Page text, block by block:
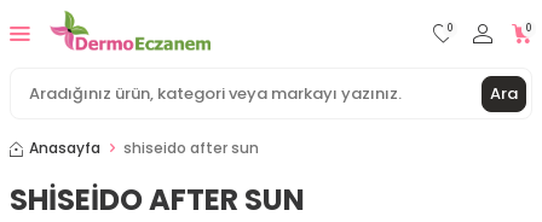
Ara
0 0
Anasayfa shiseido after sun
SHISEIDO AFTER SUN